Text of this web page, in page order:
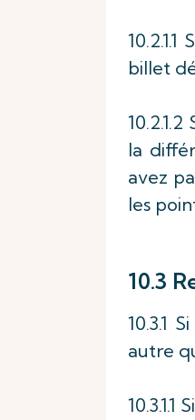
billet
la
avez
les
10.3
10.3.1
autre